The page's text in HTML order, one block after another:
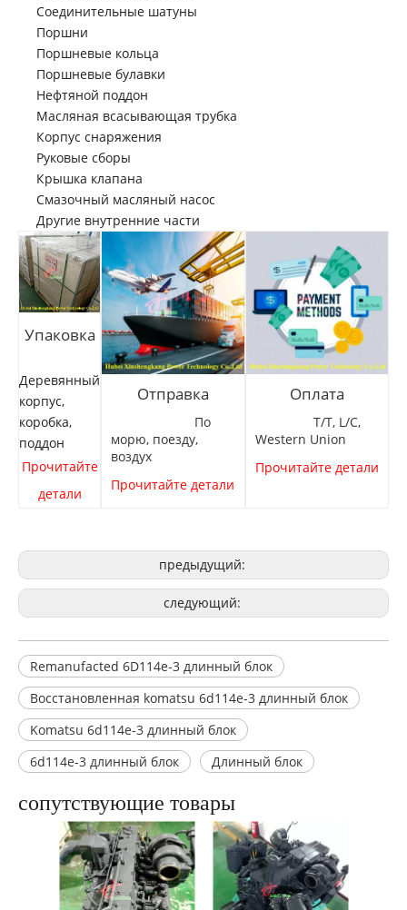
Соединительные шатуны
Поршни
Поршневые кольца
Поршневые булавки
Нефтяной поддон
Масляная всасывающая трубка
Корпус снаряжения
Руковые сборы
Крышка клапана
Смазочный масляный насос
Другие внутренние части
Упаковка
Деревянный
корпус,
коробка,
поддон
Прочитайте
детали
Отправка
По
морю, поезду,
воздух
Прочитайте детали
Оплата
T/T, L/C,
Western Union
Прочитайте детали
предыдущий:
следующий:
Remanufacted 6D114e-3 длинный блок
Восстановленная komatsu 6d114e-3 длинный блок
Komatsu 6d114e-3 длинный блок
6d114e-3 длинный блок
Длинный блок
сопутствующие товары